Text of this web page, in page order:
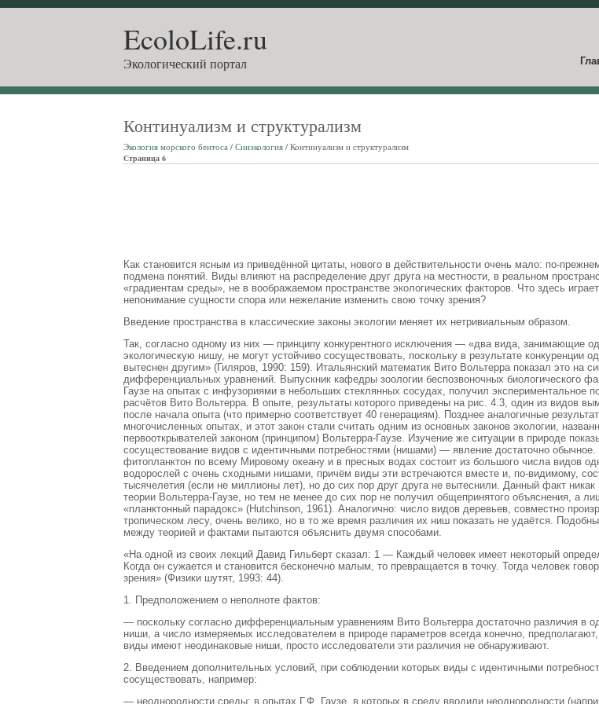
EcoloLife.ru
Экологический портал
Континуализм и структурализм
Экология морского бентоса / Синэкология / Континуализм и структурализм
Страница 6
Как становится ясным из приведённой цитаты, нового в действительности очень мало: по-
подмена понятий. Виды влияют на распределение друг друга на местности, в реальном
«градиентам среды», не в воображаемом пространстве экологических факторов. Что здесь
непонимание сущности спора или нежелание изменить свою точку зрения?
Введение пространства в классические законы экологии меняет их нетривиальным образом.
Так, согласно одному из них — принципу конкурентного исключения — «два вида, занимающие
экологическую нишу, не могут устойчиво сосуществовать, поскольку в результате конкуренции
вытеснен другим» (Гиляров, 1990: 159). Итальянский математик Вито Вольтерра показал это на
дифференциальных уравнений. Выпускник кафедры зоологии беспозвоночных биологического
Гаузе на опытах с инфузориями в небольших стеклянных сосудах, получил экспериментальное
расчётов Вито Вольтерра. В опыте, результаты которого приведены на рис. 4.3, один из видов
после начала опыта (что примерно соответствует 40 генерациям). Позднее аналогичные
многочисленных опытах, и этот закон стали считать одним из основных законов экологии,
первооткрывателей законом (принципом) Вольтерра-Гаузе. Изучение же ситуации в природе
сосуществование видов с идентичными потребностями (нишами) — явление достаточно
фитопланктон по всему Мировому океану и в пресных водах состоит из большого числа видов
водорослей с очень сходными нишами, причём виды эти встречаются вместе и, по-видимому,
тысячелетия (если не миллионы лет), но до сих пор друг друга не вытеснили. Данный факт никак
теории Вольтерра-Гаузе, но тем не менее до сих пор не получил общепринятого объяснения, а
«планктонный парадокс» (Hutchinson, 1961). Аналогично: число видов деревьев, совместно
тропическом лесу, очень велико, но в то же время различия их ниш показать не удаётся.
между теорией и фактами пытаются объяснить двумя способами.
«На одной из своих лекций Давид Гильберт сказал: 1 — Каждый человек имеет некоторый
Когда он сужается и становится бесконечно малым, то превращается в точку. Тогда человек
зрения» (Физики шутят, 1993: 44).
1. Предположением о неполноте фактов:
— поскольку согласно дифференциальным уравнениям Вито Вольтерра достаточно различия в
ниши, а число измеряемых исследователем в природе параметров всегда конечно,
виды имеют неодинаковые ниши, просто исследователи эти различия не обнаруживают.
2. Введением дополнительных условий, при соблюдении которых виды с идентичными
сосуществовать, например:
— неоднородности среды: в опытах Г.Ф. Гаузе, в которых в среду вводили неоднородности